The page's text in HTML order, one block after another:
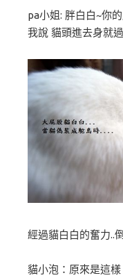
pa小姐: 胖白白~你
我說 貓頭進去身就
經過貓白白的奮力..
貓小泡：原來是